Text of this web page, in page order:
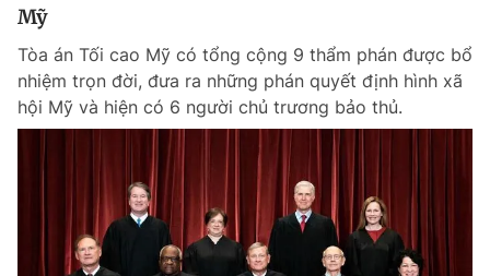
Mỹ
Tòa án Tối cao Mỹ có tổng cộng 9 thẩm phán được bổ
nhiệm trọn đời, đưa ra những phán quyết định hình xã
hội Mỹ và hiện có 6 người chủ trương bảo thủ.